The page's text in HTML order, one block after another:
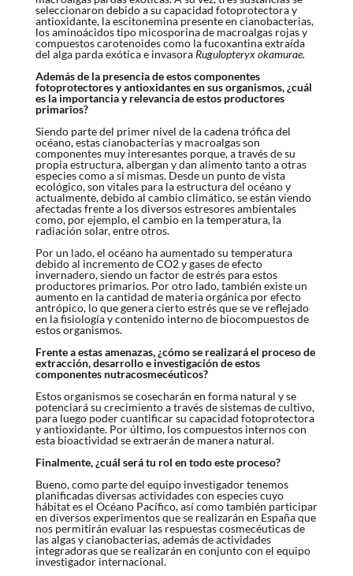
seleccionaron debido a su capacidad fotoprotectora y
antioxidante, la escitonemina presente en cianobacterias,
los aminoácidos tipo micosporina de macroalgas rojas y
compuestos carotenoides como la fucoxantina extraída
del alga parda exótica e invasora Rugulopteryx okamurae.
Además de la presencia de estos componentes
fotoprotectores y antioxidantes en sus organismos, ¿cuál
es la importancia y relevancia de estos productores
primarios?
Siendo parte del primer nivel de la cadena trófica del
océano, estas cianobacterias y macroalgas son
componentes muy interesantes porque, a través de su
propia estructura, albergan y dan alimento tanto a otras
especies como a sí mismas. Desde un punto de vista
ecológico, son vitales para la estructura del océano y
actualmente, debido al cambio climático, se están viendo
afectadas frente a los diversos estresores ambientales
como, por ejemplo, el cambio en la temperatura, la
radiación solar, entre otros.
Por un lado, el océano ha aumentado su temperatura
debido al incremento de CO2y gases de efecto
invernadero, siendo un factor de estrés para estos
productores primarios. Por otro lado, también existe un
aumento en la cantidad de materia orgánica por efecto
antrópico, lo que genera cierto estrés que se ve reflejado
en la fisiología y contenido interno de biocompuestos de
estos organismos.
Frente a estas amenazas, ¿cómo se realizará el proceso de
extracción, desarrollo e investigación de estos
componentes nutracosmecéuticos?
Estos organismos se cosecharán en forma natural y se
potenciará su crecimiento a través de sistemas de cultivo,
para luego poder cuantificar su capacidad fotoprotectora
y antioxidante. Por último, los compuestos internos con
esta bioactividad se extraerán de manera natural.
Finalmente, ¿cuál será tu rol en todo este proceso?
Bueno, como parte del equipo investigador tenemos
planificadas diversas actividades con especies cuyo
hábitat es el Océano Pacífico, así como también participar
en diversos experimentos que se realizarán en España que
nos permitirán evaluar las respuestas cosmecéuticas de
las algas y cianobacterias, además de actividades
integradoras que se realizarán en conjunto con el equipo
investigador internacional.